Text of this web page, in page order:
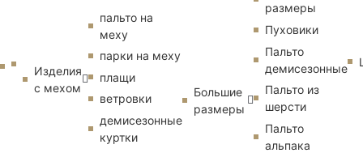
Изделия
с мехом
пальто на
меху
парки на меху
плащи
ветровки
демисезонные
куртки
Большие
размеры
размеры
Пуховики
Пальто
демисезонные
Пальто из
шерсти
Пальто
альпака